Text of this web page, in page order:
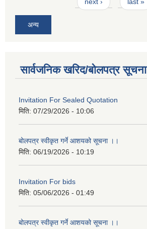
अन्य
सार्वजनिक खरिद/बोलपत्र सूचना
Invitation For Sealed Quotation
मिति: 07/29/2026 - 10:06
बोलपत्र स्वीकृत गर्ने आशयको सूचना ।।
मिति: 06/19/2026 - 10:19
Invitation For bids
मिति: 05/06/2026 - 01:49
बोलपत्र स्वीकृत गर्ने आशयको सूचना ।।